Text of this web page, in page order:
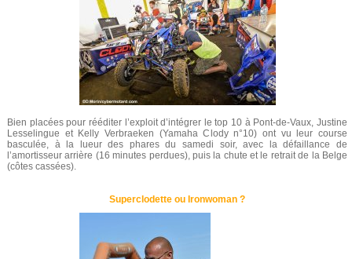
Bien placées pour rééditer l’exploit d’intégrer le top 10 à Pont-de-Vaux, Justine
Lesselingue et Kelly Verbraeken (Yamaha Clody n°10) ont vu leur course
basculée, à la lueur des phares du samedi soir, avec la défaillance de
l’amortisseur arrière (16 minutes perdues), puis la chute et le retrait de la Belge
(côtes cassées).
Superclodette ou Ironwoman ?